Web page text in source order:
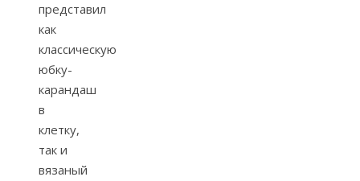
представил
как
классическую
юбку-
карандаш
в
клетку,
так и
вязаный